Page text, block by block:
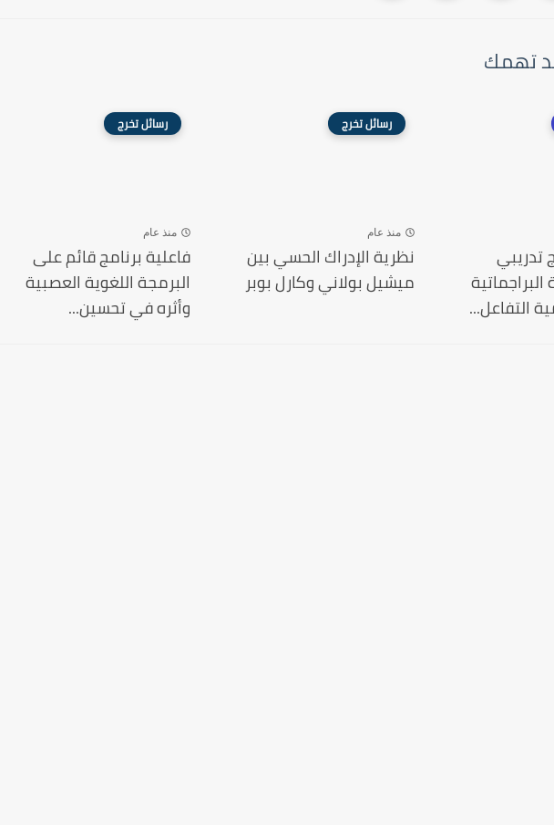
تهمك
تدريبي
التفاعل...
رسائل تخرج
منذ عام
نظرية الإدراك الحسي بين
ميشيل بولاني وكارل بوبر
رسائل تخرج
منذ عام
فاعلية برنامج قائم على
البرمجة اللغوية العصبية
وأثره في تحسين...